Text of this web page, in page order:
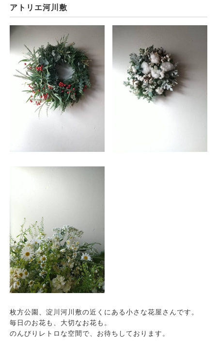
アトリエ河川敷
枚方公園、淀川河川敷の近くにある小さな花屋さんです。
毎日のお花も、大切なお花も。
のんびりレトロな空間で、お待ちしております。